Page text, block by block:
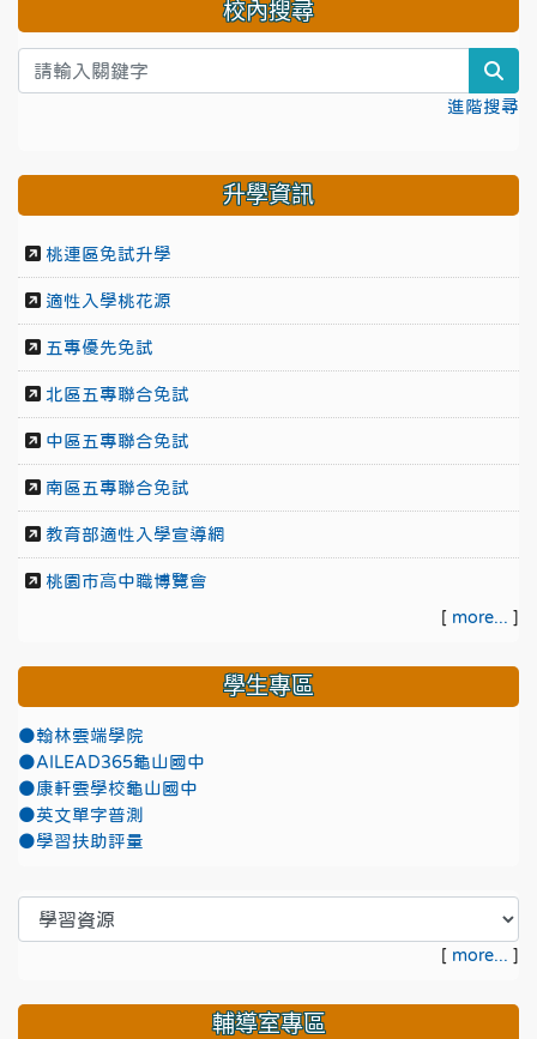
校內搜尋
進階搜尋
升學資訊
桃連區免試升學
適性入學桃花源
五專優先免試
北區五專聯合免試
中區五專聯合免試
南區五專聯合免試
教育部適性入學宣導網
桃園市高中職博覽會
[ more... ]
學生專區
●翰林雲端學院
●AILEAD365龜山國中
●康軒雲學校龜山國中
●英文單字普測
●學習扶助評量
[ more... ]
輔導室專區